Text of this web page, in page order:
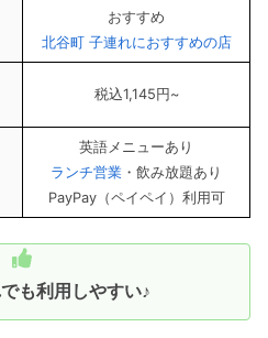
おすすめ
北谷町 子連れにおすすめの店
税込1,145円~
英語メニューあり
ランチ営業 ・飲み放題あり
PayPay（ペイペイ）利用可
も利用しやすい♪